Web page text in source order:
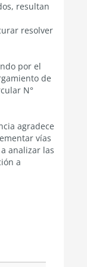
resultan
resolver
por el
de
N°
agradece
vías
analizar las
a